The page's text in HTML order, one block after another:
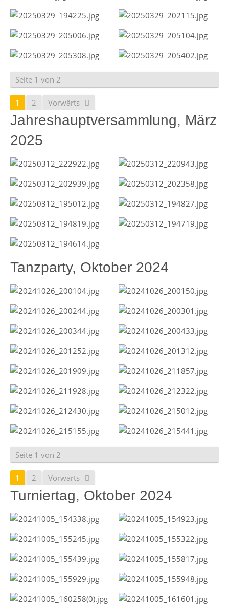
Seite 1 von 2
1 2 Vorwärts
Jahreshauptversammlung, März
2025
Tanzparty, Oktober 2024
Seite 1 von 2
1 2 Vorwärts
Turniertag, Oktober 2024